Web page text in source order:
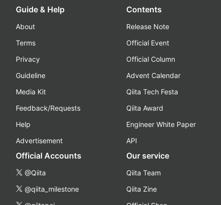
Guide & Help
About
Terms
Privacy
Guideline
Media Kit
Feedback/Requests
Help
Advertisement
Contents
Release Note
Official Event
Official Column
Advent Calendar
Qiita Tech Festa
Qiita Award
Engineer White Paper
API
Official Accounts
@Qiita
@qiita_milestone
Our service
Qiita Team
Qiita Zine